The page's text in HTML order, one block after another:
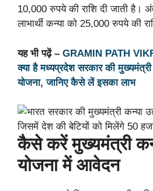
10,000 रुपये की राशि दी जाती है।
लाभार्थी कन्या को 25,000 रुपये की
यह भी पढ़ें – GRAMIN PATH
क्या है मध्यप्रदेश सरकार की
योजना, जानिए कैसे लें इसका लाभ
कैसे करें मुख्यमंत्री
योजना में आवेदन